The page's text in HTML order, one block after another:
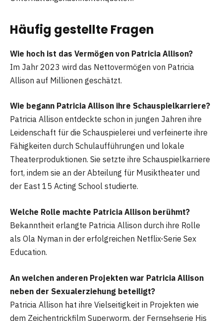
Häufig gestellte Fragen
Wie hoch ist das Vermögen von Patricia Allison?
Im Jahr 2023 wird das Nettovermögen von Patricia
Allison auf Millionen geschätzt.
Wie begann Patricia Allison ihre Schauspielkarriere?
Patricia Allison entdeckte schon in jungen Jahren ihre
Leidenschaft für die Schauspielerei und verfeinerte ihre
Fähigkeiten durch Schulaufführungen und lokale
Theaterproduktionen. Sie setzte ihre Schauspielkarriere
fort, indem sie an der Abteilung für Musiktheater und
der East 15 Acting School studierte.
Welche Rolle machte Patricia Allison berühmt?
Bekanntheit erlangte Patricia Allison durch ihre Rolle
als Ola Nyman in der erfolgreichen Netflix-Serie Sex
Education.
An welchen anderen Projekten war Patricia Allison
neben der Sexualerziehung beteiligt?
Patricia Allison hat ihre Vielseitigkeit in Projekten wie
dem Zeichentrickfilm Superworm, der Fernsehserie His